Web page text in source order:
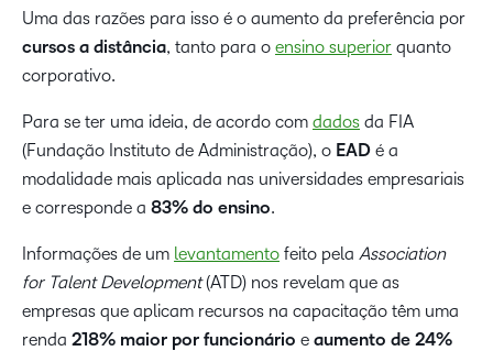
Uma das razões para isso é o aumento da preferência por
cursos a distância, tanto para o ensino superior quanto
corporativo.
Para se ter uma ideia, de acordo com dados da FIA
(Fundação Instituto de Administração), o EAD é a
modalidade mais aplicada nas universidades empresariais
e corresponde a 83% do ensino.
Informações de um levantamento feito pela Association
for Talent Development(ATD) nos revelam que as
empresas que aplicam recursos na capacitação têm uma
renda 218% maior por funcionário e aumento de 24%